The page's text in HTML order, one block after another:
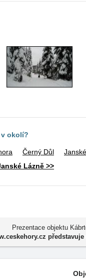
okolí?
Černý Důl
Lázně >>
Prezentace objektu